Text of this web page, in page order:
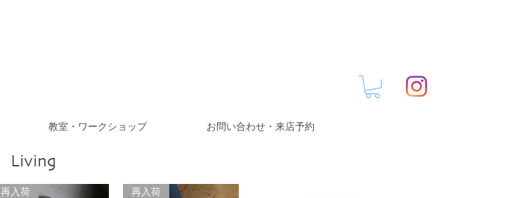
教室・ワークショップ お問い合わせ・来店予約
Living
再入荷 再入荷